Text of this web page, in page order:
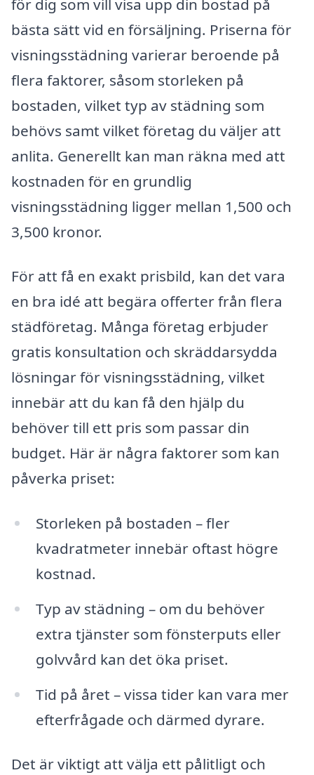
bästa sätt vid en försäljning. Priserna för
visningsstädning varierar beroende på
flera faktorer, såsom storleken på
bostaden, vilket typ av städning som
behövs samt vilket företag du väljer att
anlita. Generellt kan man räkna med att
kostnaden för en grundlig
visningsstädning ligger mellan 1,500 och
3,500 kronor.
För att få en exakt prisbild, kan det vara
en bra idé att begära offerter från flera
städföretag. Många företag erbjuder
gratis konsultation och skräddarsydda
lösningar för visningsstädning, vilket
innebär att du kan få den hjälp du
behöver till ett pris som passar din
budget. Här är några faktorer som kan
påverka priset:
Storleken på bostaden – fler
kvadratmeter innebär oftast högre
kostnad.
Typ av städning – om du behöver
extra tjänster som fönsterputs eller
golvvård kan det öka priset.
Tid på året – vissa tider kan vara mer
efterfrågade och därmed dyrare.
Det är viktigt att välja ett pålitligt och